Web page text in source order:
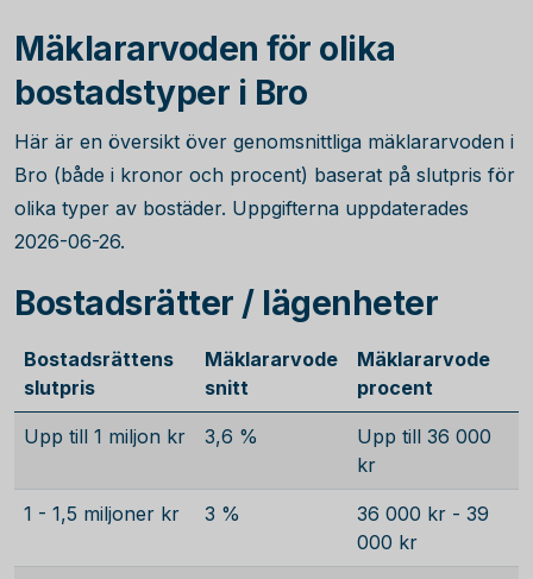
Mäklararvoden för olika
bostadstyper i Bro
Här är en översikt över genomsnittliga mäklararvoden i
Bro (både i kronor och procent) baserat på slutpris för
olika typer av bostäder. Uppgifterna uppdaterades
2026-06-26.
Bostadsrätter / lägenheter
Bostadsrättens
slutpris
Mäklararvode
snitt
Mäklararvode
procent
Upp till 1 miljon kr 3,6 %
Upp till 36 000
kr
1 - 1,5 miljoner kr 3 %
36 000 kr - 39
000 kr